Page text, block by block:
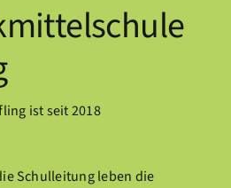
ist seit 2018
Schulleitung leben die